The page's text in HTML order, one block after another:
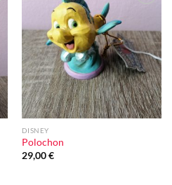
d'envie
DISNEY
Polochon
29,00€